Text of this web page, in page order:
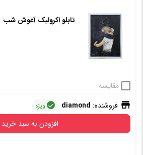
تابلو اکرولیک آغوش شب
مقایسه
فروشنده: diamond ویژه
افزودن به سبد خرید